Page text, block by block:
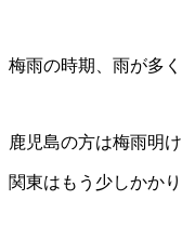
梅雨の時期、雨が多
鹿児島の方は梅雨明
関東はもう少しかかり